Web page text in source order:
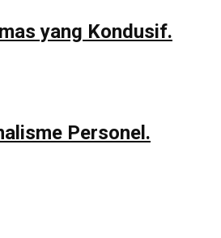
yang Kondusif.
Personel.